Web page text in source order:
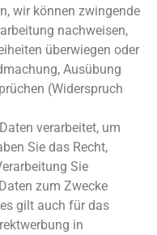
wir können zwingende
nachweisen,
überwiegen oder
Ausübung
(Widerspruch
verarbeitet, um
Sie das Recht,
Sie
zum Zwecke
gilt auch für das
in